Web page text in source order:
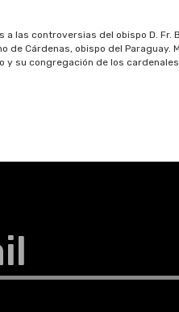
las controversias del obispo D. Fr.
Cárdenas, obispo del Paraguay.
y su congregación de los